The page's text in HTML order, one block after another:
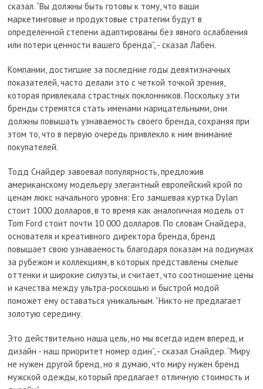
сказал. “Вы должны быть готовы к тому, что ваши
маркетинговые и продуктовые стратегии будут в
определенной степени адаптированы без явного ослабления
или потери ценности вашего бренда”, - сказал Лабен.
Компании, достигшие за последние годы девятизначных
показателей, часто делали это с четкой точкой зрения,
которая привлекала страстных поклонников. Поскольку эти
бренды стремятся стать именами нарицательными, они
должны повышать узнаваемость своего бренда, сохраняя при
этом то, что в первую очередь привлекло к ним внимание
покупателей.
Тодд Снайдер завоевал популярность, предложив
американскому модельеру элегантный европейский крой по
ценам люкс начального уровня: Его замшевая куртка Dylan
стоит 1000 долларов, в то время как аналогичная модель от
Tom Ford стоит почти 10 000 долларов. По словам Снайдера,
основателя и креативного директора бренда, бренд
повышает свою узнаваемость благодаря показам на подиумах
за рубежом и коллекциям, в которых представлены смелые
оттенки и широкие силуэты, и считает, что соотношение цены
и качества между ультра-роскошью и быстрой модой
поможет ему оставаться уникальным. “Никто не предлагает
золотую середину.
Это действительно наша цель, но мы всегда идем вперед, и
дизайн - наш приоритет номер один”, - сказал Снайдер. “Миру
не нужен другой бренд, но я думаю, что миру нужен бренд
мужской одежды, который предлагает отличную стоимость и